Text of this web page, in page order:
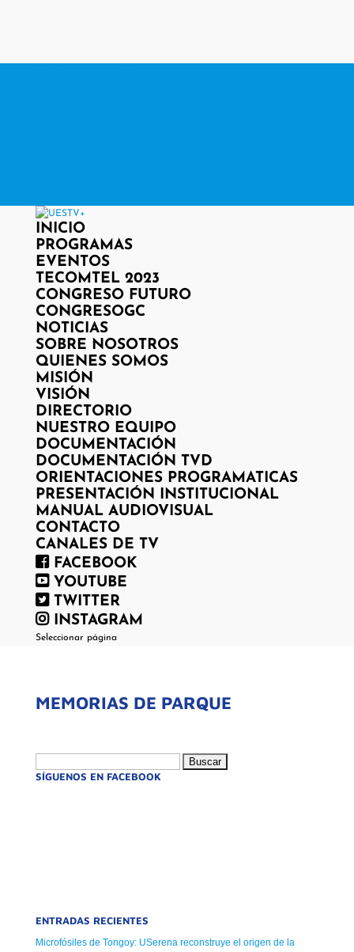
INICIO
PROGRAMAS
EVENTOS
TECOMTEL 2023
CONGRESO FUTURO
CONGRESOGC
NOTICIAS
SOBRE NOSOTROS
QUIENES SOMOS
MISIÓN
VISIÓN
DIRECTORIO
NUESTRO EQUIPO
DOCUMENTACIÓN
DOCUMENTACIÓN TVD
ORIENTACIONES PROGRAMATICAS
PRESENTACIÓN INSTITUCIONAL
MANUAL AUDIOVISUAL
CONTACTO
CANALES DE TV
FACEBOOK
YOUTUBE
TWITTER
INSTAGRAM
Seleccionar página
MEMORIAS DE PARQUE
SÍGUENOS EN FACEBOOK
ENTRADAS RECIENTES
Microfósiles de Tongoy: USerena reconstruye el origen de la